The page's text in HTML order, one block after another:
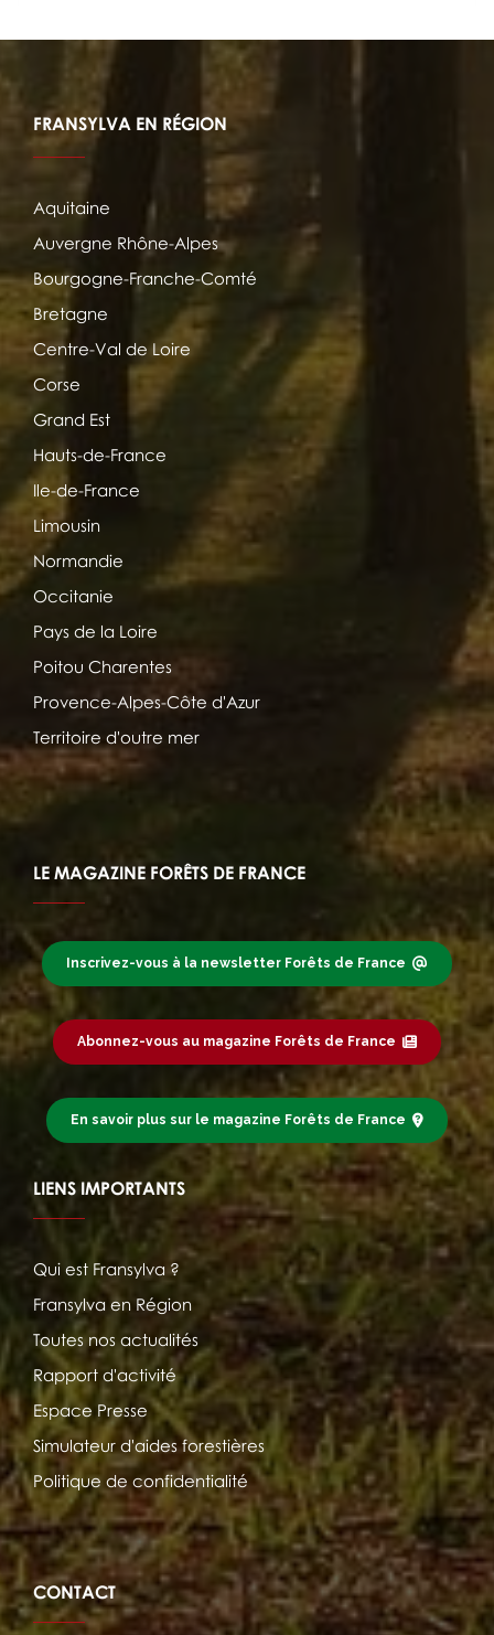
FRANSYLVA EN RÉGION
Aquitaine
Auvergne Rhône-Alpes
Bourgogne-Franche-Comté
Bretagne
Centre-Val de Loire
Corse
Grand Est
Hauts-de-France
Ile-de-France
Limousin
Normandie
Occitanie
Pays de la Loire
Poitou Charentes
Provence-Alpes-Côte d'Azur
Territoire d'outre mer
LE MAGAZINE FORÊTS DE FRANCE
Inscrivez-vous à la newsletter Forêts de France
Abonnez-vous au magazine Forêts de France
En savoir plus sur le magazine Forêts de France
LIENS IMPORTANTS
Qui est Fransylva ?
Fransylva en Région
Toutes nos actualités
Rapport d'activité
Espace Presse
Simulateur d'aides forestières
Politique de confidentialité
CONTACT